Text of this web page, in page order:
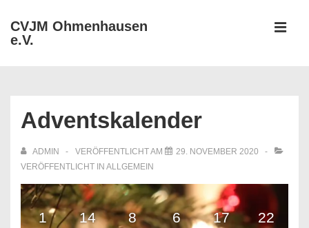
Zum
Inhalt
CVJM Ohmenhausen
e.V.
Adventskalender
ADMIN VERÖFFENTLICHT AM
29. NOVEMBER 2020
VERÖFFENTLICHT IN ALLGEMEIN
1 14 8 6 17 22